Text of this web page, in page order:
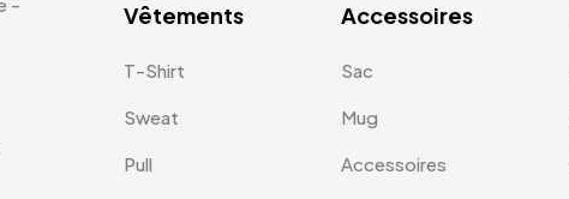
Vêtements
T-Shirt
Sweat
Pull
Accessoires
Sac
Mug
Accessoires